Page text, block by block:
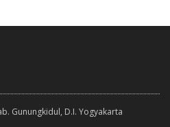
Gunungkidul, D.I. Yogyakarta